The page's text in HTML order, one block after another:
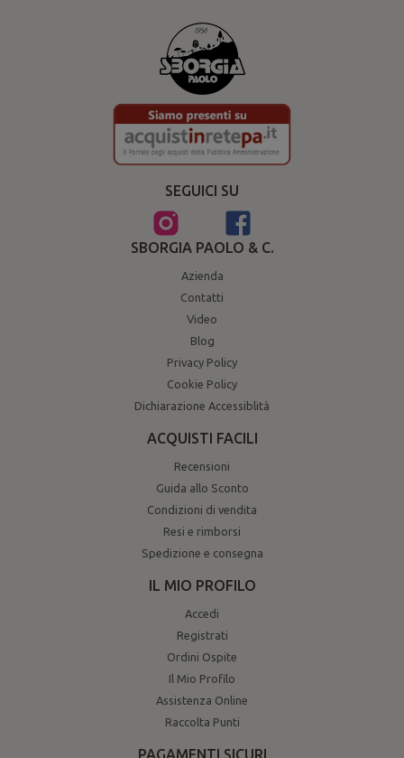
SEGUICI SU
SBORGIA PAOLO & C.
Azienda
Contatti
Video
Blog
Privacy Policy
Cookie Policy
Dichiarazione Accessiblità
ACQUISTI FACILI
Recensioni
Guida allo Sconto
Condizioni di vendita
Resi e rimborsi
Spedizione e consegna
IL MIO PROFILO
Accedi
Registrati
Ordini Ospite
Il Mio Profilo
Assistenza Online
Raccolta Punti
PAGAMENTI SICURI